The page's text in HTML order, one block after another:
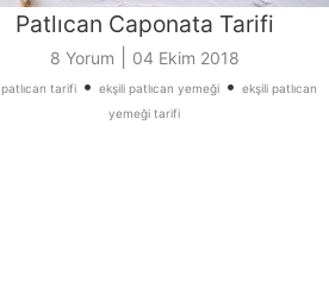
Patlıcan Caponata Tarifi
8 Yorum 04 Ekim 2018
tarifi • ekşili patlıcan yemeği • ekşili patlıcan
yemeği tarifi